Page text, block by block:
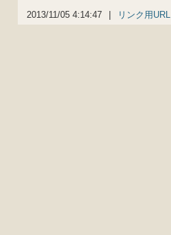
2013/11/05 4:14:47 リンク用URL